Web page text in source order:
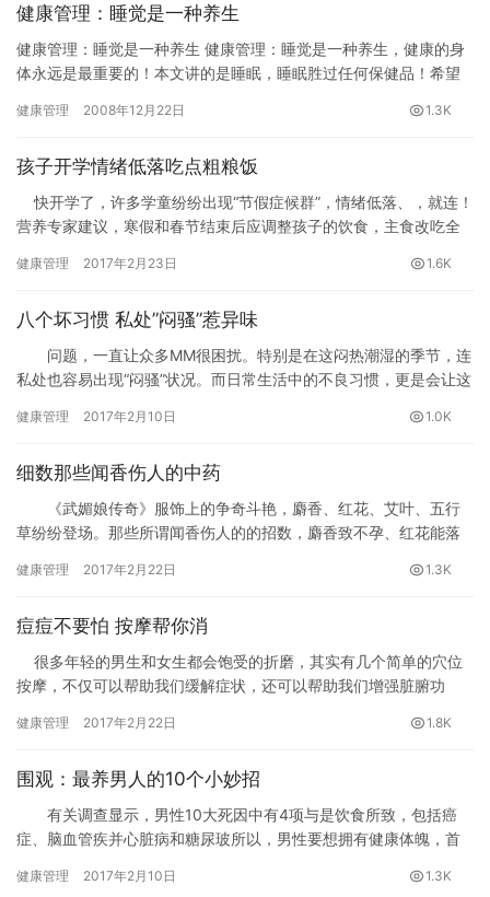
健康管理：睡觉是一种养生
健康管理：睡觉是一种养生 健康管理：睡觉是一种养生，健康的身
体永远是最重要的！本文讲的是睡眠，睡眠胜过任何保健品！希望
健康管理 2008年12月22日 1.3K
孩子开学情绪低落吃点粗粮饭
快开学了，许多学童纷纷出现“节假症候群”，情绪低落、，就连！
营养专家建议，寒假和春节结束后应调整孩子的饮食，主食改吃全
健康管理 2017年2月23日 1.6K
八个坏习惯 私处”闷骚”惹异味
问题，一直让众多MM很困扰。特别是在这闷热潮湿的季节，连
私处也容易出现“闷骚”状况。而日常生活中的不良习惯，更是会让这
以要特别注意!
健康管理 2017年2月10日 1.0K
细数那些闻香伤人的中药
《武媚娘传奇》服饰上的争奇斗艳，麝香、红花、艾叶、五行
草纷纷登场。那些所谓闻香伤人的的招数，麝香致不孕、红花能落
健康管理 2017年2月22日 1.3K
痘痘不要怕 按摩帮你消
很多年轻的男生和女生都会饱受的折磨，其实有几个简单的穴位
按摩，不仅可以帮助我们缓解症状，还可以帮助我们增强脏腑功
健康管理 2017年2月22日 1.8K
围观：最养男人的10个小妙招
有关调查显示，男性10大死因中有4项与是饮食所致，包括癌
症、脑血管疾并心脏病和糖尿玻所以，男性要想拥有健康体魄，首
多多摄取，例如深海鱼、西红柿、南瓜子、全麦面包等。
健康管理 2017年2月10日 1.3K